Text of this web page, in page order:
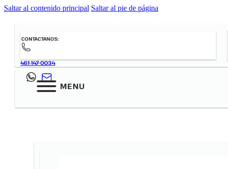
Saltar al contenido principal Saltar al pie de página
CONTACTANOS:
461-147-0034
MENU